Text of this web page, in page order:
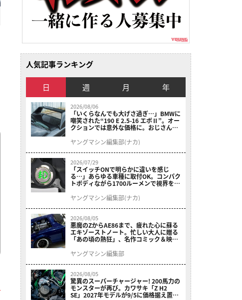
人気記事ランキング
日 週 月 年
2026/08/06
「いくらなんでも大げさ過ぎ…」BMWに
嘲笑された“190 E 2.5-16 エボⅡ”。オー
クションでは意外な価格に。おじさん達
ヤングマシン編集部(ナカ)
2026/07/29
「スイッチONで明らかに違いを感じ
る…」あらゆる車種に取付OK。コンパク
トボディながら1700ルーメンで視界を確
ニット プレシャスレイ スモール］
ヤングマシン編集部(ナカ)
2026/08/05
悪魔のZからAE86まで、疲れた心に蘇る
エキゾーストノート。忙しい大人に贈る
「あの頃の熱狂」、名作コミック＆映画
結！
ヤングマシン編集部
2026/08/05
驚異のスーパーチャージャー! 200馬力の
モンスターが再び。カワサキ「Z H2
SE」2027年モデルが9/5に価格据え置き